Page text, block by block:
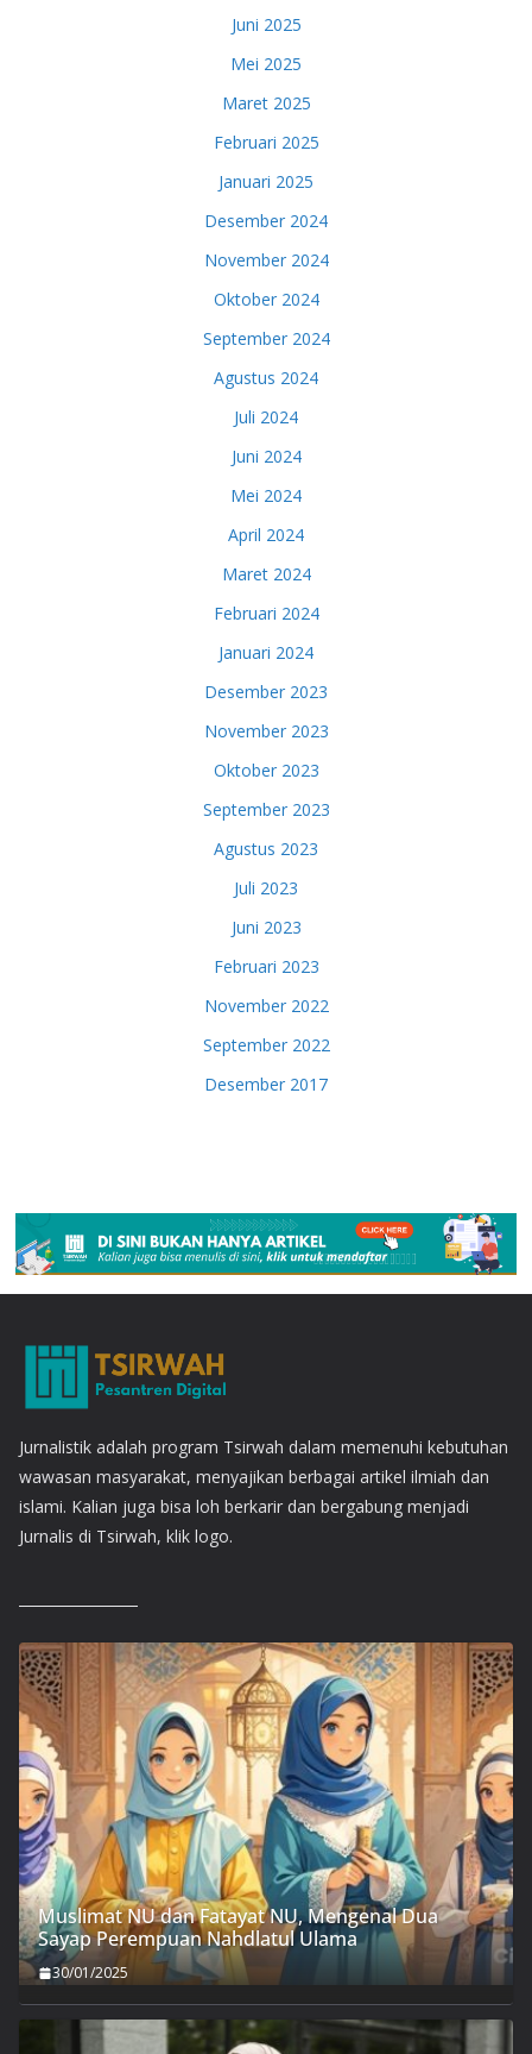
Juni 2025
Mei 2025
Maret 2025
Februari 2025
Januari 2025
Desember 2024
November 2024
Oktober 2024
September 2024
Agustus 2024
Juli 2024
Juni 2024
Mei 2024
April 2024
Maret 2024
Februari 2024
Januari 2024
Desember 2023
November 2023
Oktober 2023
September 2023
Agustus 2023
Juli 2023
Juni 2023
Februari 2023
November 2022
September 2022
Desember 2017
Jurnalistik adalah program Tsirwah dalam memenuhi kebutuhan
wawasan masyarakat, menyajikan berbagai artikel ilmiah dan
islami. Kalian juga bisa loh berkarir dan bergabung menjadi
Jurnalis di Tsirwah, klik logo.
Muslimat NU dan Fatayat NU, Mengenal Dua
Sayap Perempuan Nahdlatul Ulama
30/01/2025